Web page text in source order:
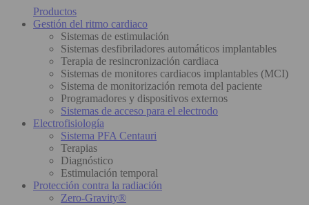
Productos
Gestión del ritmo cardiaco
Sistemas de estimulación
Sistemas desfibriladores automáticos implantables
Terapia de resincronización cardiaca
Sistemas de monitores cardiacos implantables (MCI)
Sistema de monitorización remota del paciente
Programadores y dispositivos externos
Sistemas de acceso para el electrodo
Electrofisiología
Sistema PFA Centauri
Terapias
Diagnóstico
Estimulación temporal
Protección contra la radiación
Zero-Gravity®